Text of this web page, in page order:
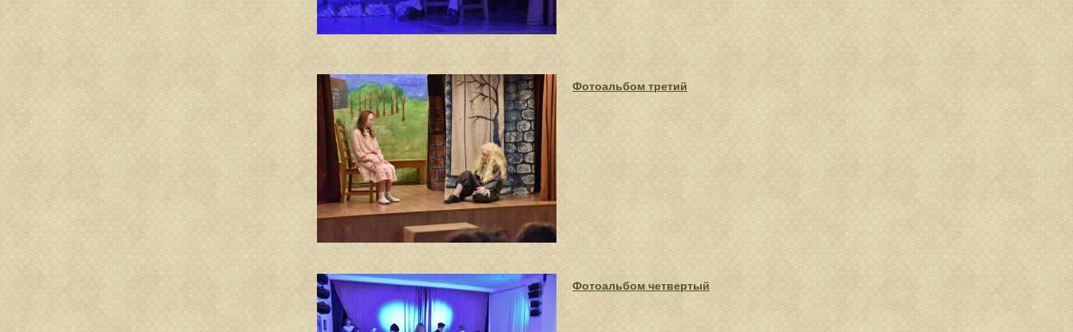
Фотоальбом третий
Фотоальбом четвертый